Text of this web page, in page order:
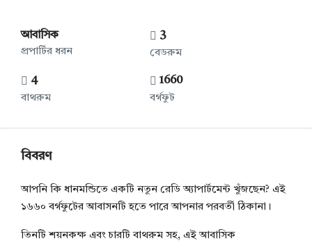
আবাসিক
প্রপার্টির ধরন
3
বেডরুম
4
বাথরুম
1660
বর্গফুট
বিবরণ
আপনি কি ধানমন্ডিতে একটি নতুন রেডি অ্যাপার্টমেন্ট খুঁজছেন? এই
১৬৬০ বর্গফুটের আবাসনটি হতে পারে আপনার পরবর্তী ঠিকানা।
তিনটি শয়নকক্ষ এবং চারটি বাথরুম সহ, এই আবাসিক